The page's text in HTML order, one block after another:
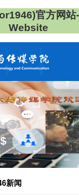
官方网
Website
新闻